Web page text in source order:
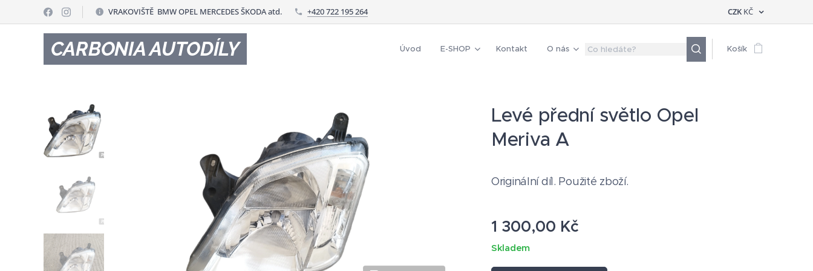
VRAKOVIŠTĚ BMW OPEL MERCEDES ŠKODA atd. +420 722 195 264 CZK KČ
CARBONIA AUTODÍLY Úvod E-SHOP Kontakt O nás Košík
Levé přední světlo Opel
Meriva A
Originální díl. Použité zboží.
1 300,00 Kč
Skladem